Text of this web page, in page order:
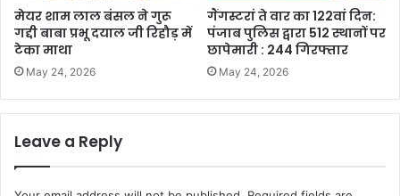
मेयर शाम लाल बंसल ने गुरू
गद्दी बाबा प्रभू दयाल जी रिहौड़ में
टेका माथा
May 24, 2026
गैंगस्टरां ते वार का 122वां दिन:
पंजाब पुलिस द्वारा 512 स्थानों पर
छापेमारी : 244 गिरफ्तार
May 24, 2026
Leave a Reply